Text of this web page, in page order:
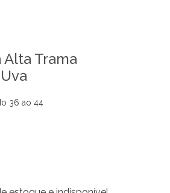
Alta Trama
36 ao 44